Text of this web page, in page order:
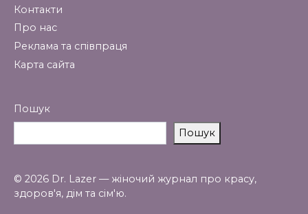
Контакти
Про нас
Реклама та співпраця
Карта сайта
Пошук
Пошук
© 2026 Dr. Lazer — жіночий журнал про красу,
здоров'я, дім та сім'ю.